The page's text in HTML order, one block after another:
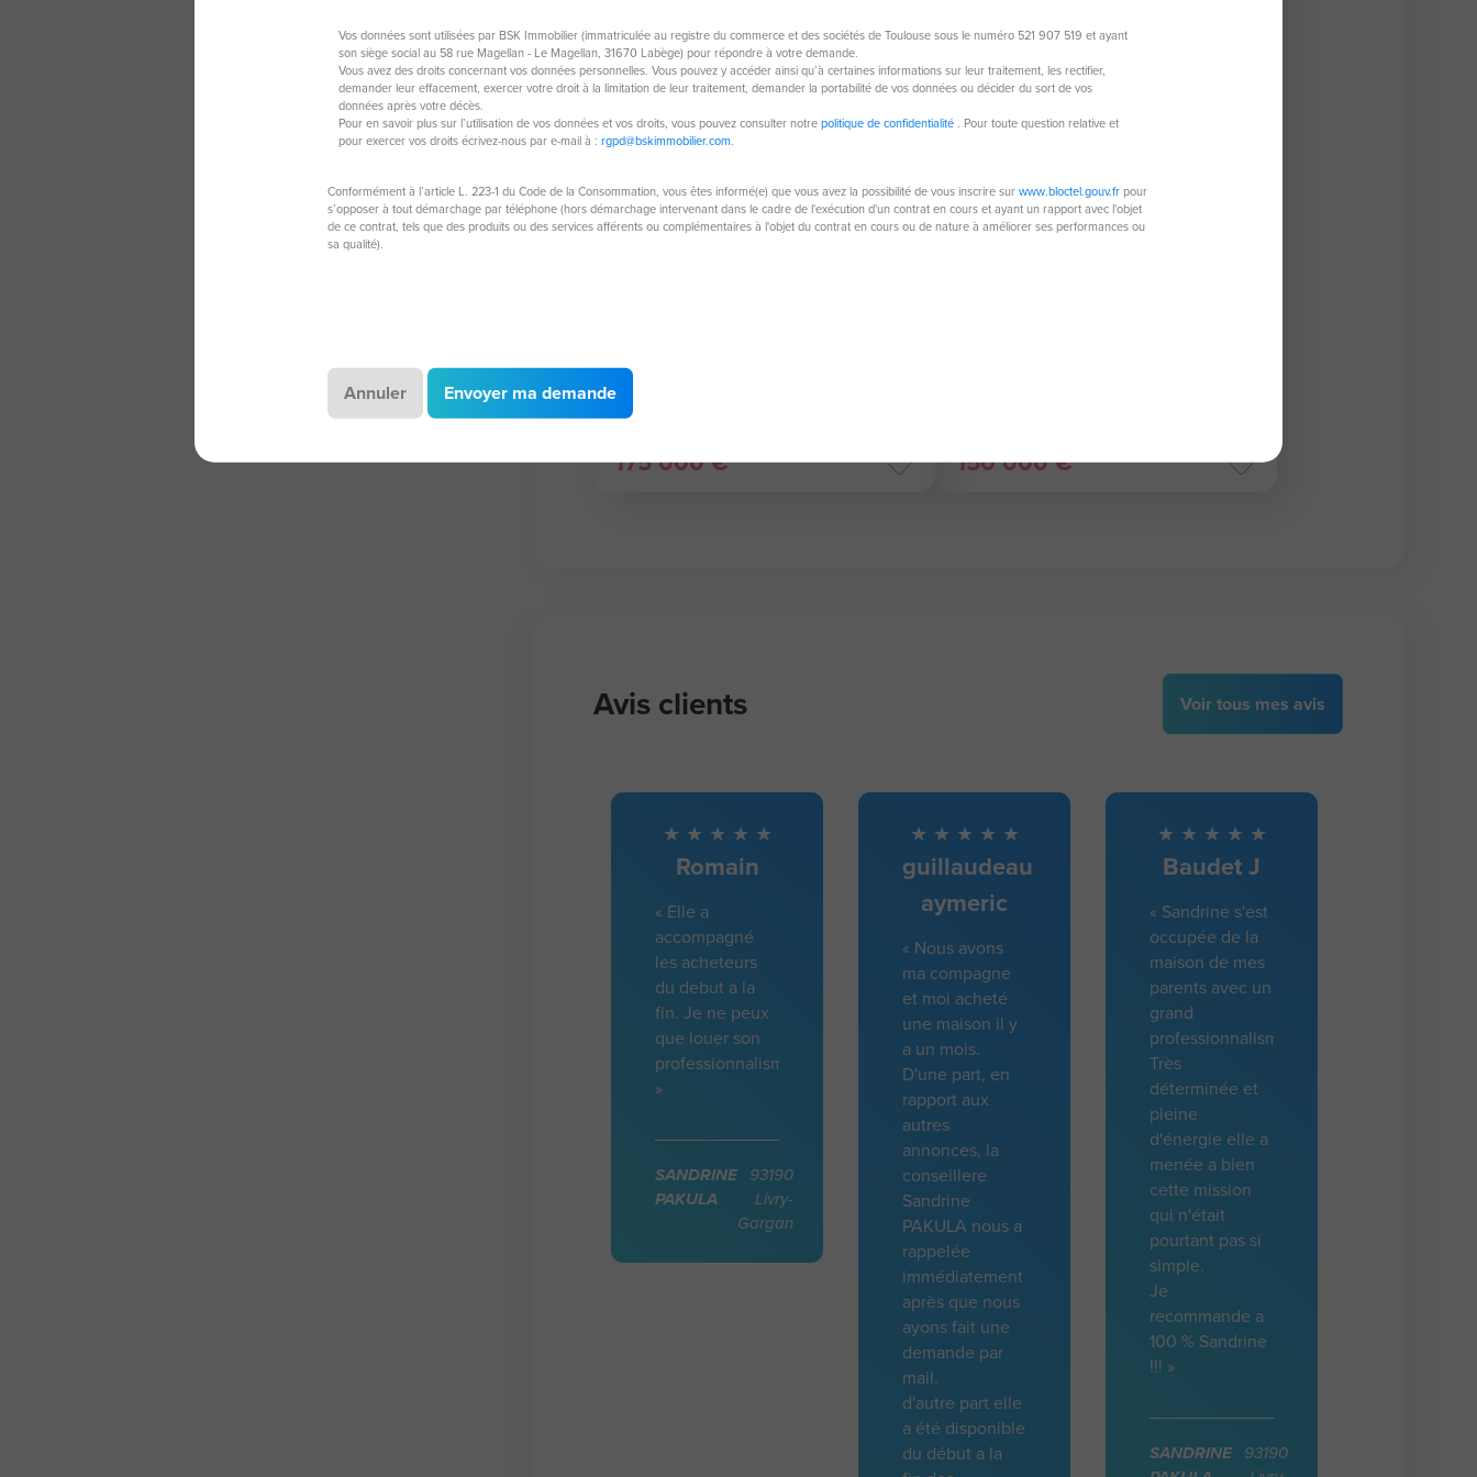
Prix en baisse
175 000 €
Exclusivité
150 000 €
Avis clients Voirtous mes avis
Romain
« Elle a
accompagné
les acheteurs
du debut a la
fin. Je ne peux
que louer son
professionnalisme
»
SANDRINE
PAKULA
93190
Livry-
Gargan
guillaudeau
aymeric
« Nous avons
ma compagne
et moi acheté
une maison il y
a un mois.
D'une part, en
rapport aux
autres
annonces, la
conseillere
Sandrine
PAKULA nous a
rappelée
immédiatement
après que nous
ayons fait une
demande par
mail.
d'autre part elle
a été disponible
du début a la
Baudet J
« Sandrine s'est
occupée de la
maison de mes
parents avec un
grand
professionnalisme.
Très
déterminée et
pleine
d'énergie elle a
menée a bien
cette mission
qui n'était
pourtant pas si
simple.
Je
recommande a
100 % Sandrine
!!! »
SANDRINE 93190
Vos données sont utilisées par BSK Immobilier (immatriculée au registre du commerce et des sociétés de Toulouse sous le numéro 521 907 519 et ayant
son siège social au 58 rue Magellan - Le Magellan, 31670 Labège) pour répondre à votre demande.
Vous avez des droits concernant vos données personnelles. Vous pouvez y accéder ainsi qu’à certaines informations sur leur traitement, les rectifier,
demander leur effacement, exercer votre droit à la limitation de leur traitement, demander la portabilité de vos données ou décider du sort de vos
données après votre décès.
Pour en savoir plus sur l’utilisation de vos données et vos droits, vous pouvez consulter notrepolitique de confidentialité. Pour toute question relative et
pour exercer vos droits écrivez-nous par e-mail à :rgpd@bskimmobilier.com.
Conformément à l’article L. 223-1 du Code de la Consommation, vous êtes informé(e) que vous avez la possibilité de vous inscrire surwww.bloctel.gouv.frpour
s’opposer à tout démarchage par téléphone (hors démarchage intervenant dans le cadre de l'exécution d'un contrat en cours et ayant un rapport avec l'objet
de ce contrat, tels que des produits ou des services afférents ou complémentaires à l'objet du contrat en cours ou de nature à améliorer ses performances ou
sa qualité).
Annuler Envoyer ma demande